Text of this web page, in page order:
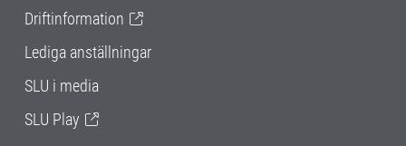
Driftinformation
Lediga anställningar
SLU i media
SLU Play